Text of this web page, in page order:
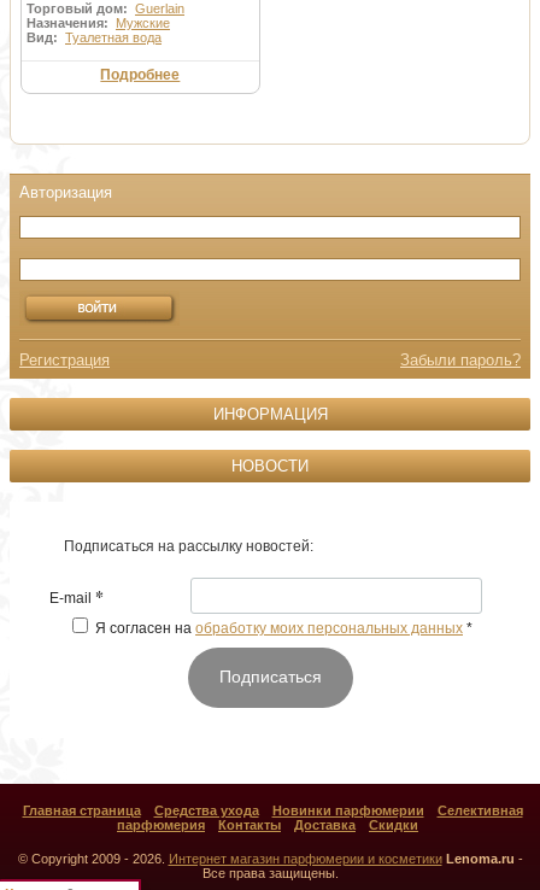
Торговый дом: Guerlain
Назначения: Мужские
Вид: Туалетная вода
Подробнее
Регистрация Забыли пароль?
ИНФОРМАЦИЯ
НОВОСТИ
Подписаться на рассылку новостей:
E-mail *
Я согласен на обработку моих персональных данных *
Подписаться
Главная страница Средства ухода Новинки парфюмерии
Селективная
парфюмерия
Контакты Доставка Скидки
© Copyright 2009 - 2026. Интернет магазин парфюмерии и косметики Lenoma.ru -
Все права защищены.